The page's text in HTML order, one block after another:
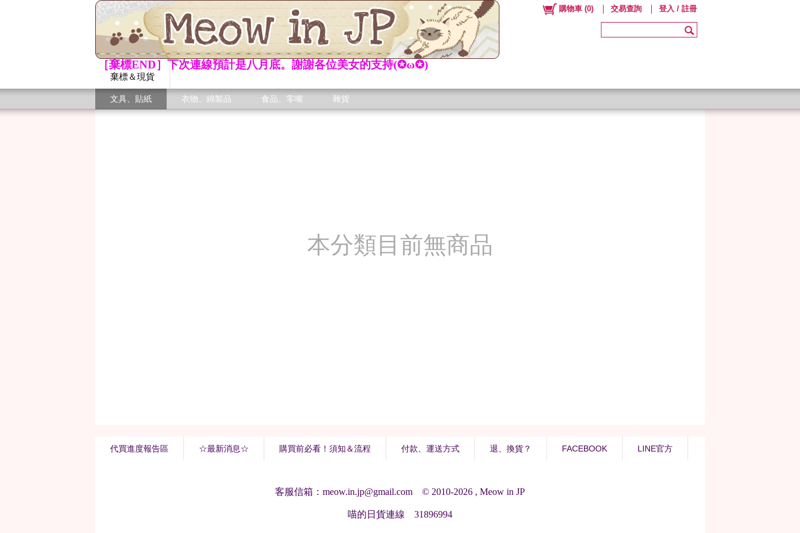
棄標＆現貨
購物車 (0) 交易查詢 登入 / 註冊
文具、貼紙 衣物、綿製品 食品、零嘴 雜貨
本分類目前無商品
代買進度報告區 ☆最新消息☆ 購買前必看！須知＆流程 付款、運送方式 退、換貨？ FACEBOOK LINE官方
客服信箱：meow.in.jp@gmail.com © 2010-2026 , Meow in JP
喵的日貨連線 31896994
［棄標END］下次連線預計是八月底。謝謝各位美女的支持(✪ω✪)